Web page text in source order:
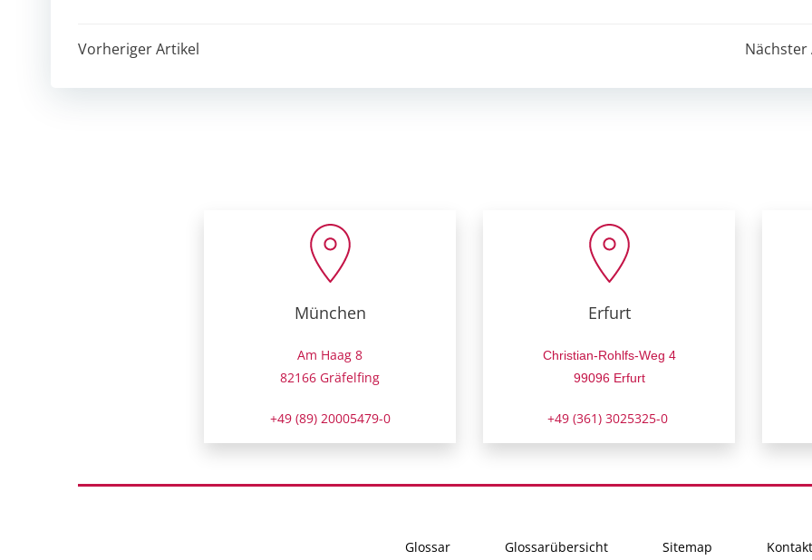
Post
navigation
Vorheriger Artikel
navigation
Nächster
München
Am Haag 8
82166 Gräfelfing
+49 (89) 20005479-0
Erfurt
Christian-Rohlfs-Weg 4
99096 Erfurt
+49 (361) 3025325-0
Glossar Glossarübersicht Sitemap Kontakt